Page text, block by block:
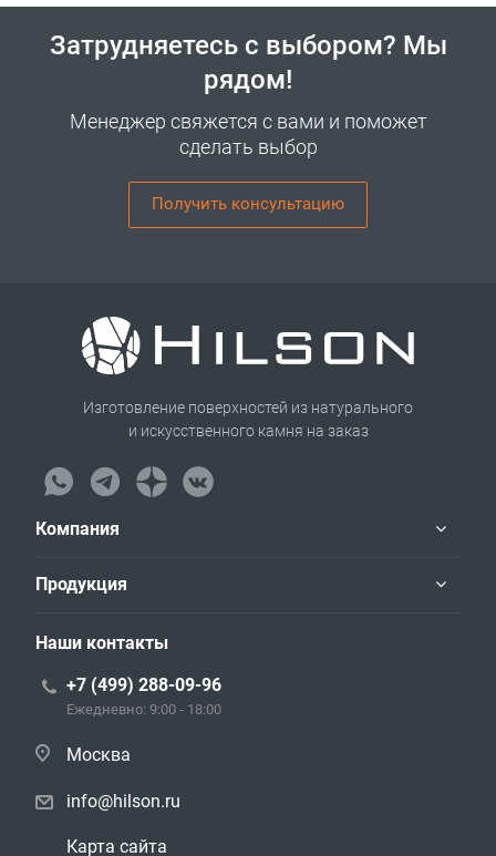
Затрудняетесь с выбором? Мы
рядом!
Менеджер свяжется с вами и поможет
сделать выбор
Получить консультацию
Изготовление поверхностей из натурального
и искусственного камня на заказ
Компания
Продукция
Наши контакты
+7 (499) 288-09-96
Ежедневно: 9:00 - 18:00
Москва
info@hilson.ru
Карта сайта